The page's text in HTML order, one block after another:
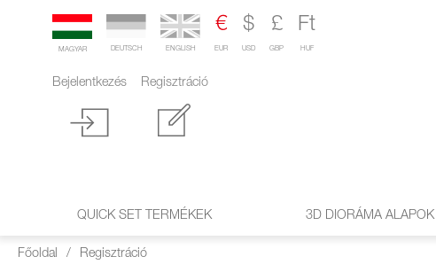
MAGYAR DEUTSCH ENGLISH
€
EUR
$
USD
£
GBP
Ft
HUF
Bejelentkezés Regisztráció
QUICK SET TERMÉKEK 3D DIORÁMA ALAPOK
Főoldal / Regisztráció